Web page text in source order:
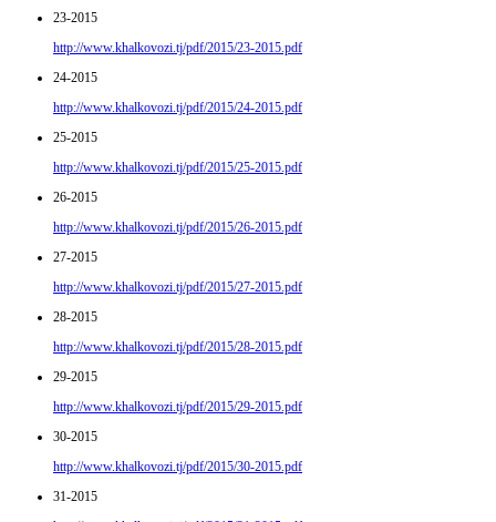
23-2015
http://www.khalkovozi.tj/pdf/2015/23-2015.pdf
24-2015
http://www.khalkovozi.tj/pdf/2015/24-2015.pdf
25-2015
http://www.khalkovozi.tj/pdf/2015/25-2015.pdf
26-2015
http://www.khalkovozi.tj/pdf/2015/26-2015.pdf
27-2015
http://www.khalkovozi.tj/pdf/2015/27-2015.pdf
28-2015
http://www.khalkovozi.tj/pdf/2015/28-2015.pdf
29-2015
http://www.khalkovozi.tj/pdf/2015/29-2015.pdf
30-2015
http://www.khalkovozi.tj/pdf/2015/30-2015.pdf
31-2015